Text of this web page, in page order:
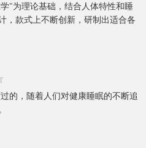
"为理论基础，结合人体特性和睡
，款式上不断创新，研制出适合各
的，随着人们对健康睡眠的不断追